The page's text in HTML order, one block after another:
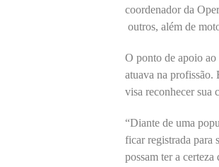
coordenador da
outros, além de
O ponto de apoio
atuava na profissão.
visa reconhecer sua
“Diante de uma
ficar registrada para
possam ter a